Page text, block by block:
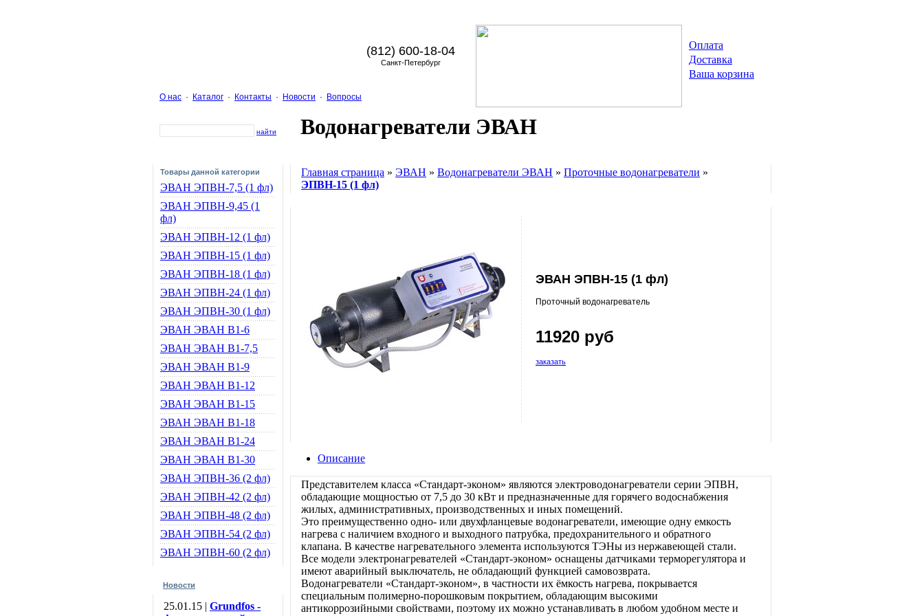
(812) 600-18-04
Санкт-Петербург
О нас · Каталог · Контакты · Новости · Вопросы
Оплата
Доставка
Ваша корзина
найти Водонагреватели ЭВАН
Товары данной категории
ЭВАН ЭПВН-7,5 (1 фл)
ЭВАН ЭПВН-9,45 (1
фл)
ЭВАН ЭПВН-12 (1 фл)
ЭВАН ЭПВН-15 (1 фл)
ЭВАН ЭПВН-18 (1 фл)
ЭВАН ЭПВН-24 (1 фл)
ЭВАН ЭПВН-30 (1 фл)
ЭВАН ЭВАН В1-6
ЭВАН ЭВАН В1-7,5
ЭВАН ЭВАН В1-9
ЭВАН ЭВАН В1-12
ЭВАН ЭВАН В1-15
ЭВАН ЭВАН В1-18
ЭВАН ЭВАН В1-24
ЭВАН ЭВАН В1-30
ЭВАН ЭПВН-36 (2 фл)
ЭВАН ЭПВН-42 (2 фл)
ЭВАН ЭПВН-48 (2 фл)
ЭВАН ЭПВН-54 (2 фл)
ЭВАН ЭПВН-60 (2 фл)
Новости
25.01.15 | Grundfos -
Главная страница » ЭВАН » Водонагреватели ЭВАН » Проточные водонагреватели »
ЭПВН-15 (1 фл)
ЭВАН ЭПВН-15 (1 фл)
Проточный водонагреватель
11920 руб
заказать
Описание
Представителем класса «Стандарт-эконом» являются электроводонагреватели серии ЭПВН,
обладающие мощностью от 7,5 до 30 кВт и предназначенные для горячего водоснабжения
жилых, административных, производственных и иных помещений.
Это преимущественно одно- или двухфланцевые водонагреватели, имеющие одну емкость
нагрева с наличием входного и выходного патрубка, предохранительного и обратного
клапана. В качестве нагревательного элемента используются ТЭНы из нержавеющей стали.
Все модели электронагревателей «Стандарт-эконом» оснащены датчиками терморегулятора и
имеют аварийный выключатель, не обладающий функцией самовозврата.
Водонагреватели «Стандарт-эконом», в частности их ёмкость нагрева, покрывается
специальным полимерно-порошковым покрытием, обладающим высокими
антикоррозийными свойствами, поэтому их можно устанавливать в любом удобном месте и